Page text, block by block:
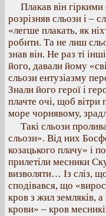
Плакав він
розрізняв сльози і –
«легше плакать, як
робити. Та не лиш
знав він. Не раз ті
його, давали йому
сльози ентузіазму
Знали його герої і
плачте очі, щоб вітри
море чорнявому,
Такі сльози
сльози». Від них
козацького плачу» і
прилетіли месники
визволяти… Із сліз,
сподівався, що
кров з жил земляків,
крови» – кров